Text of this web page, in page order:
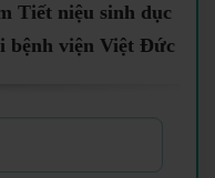
Tiết niệu sinh dục
bệnh viện Việt Đức